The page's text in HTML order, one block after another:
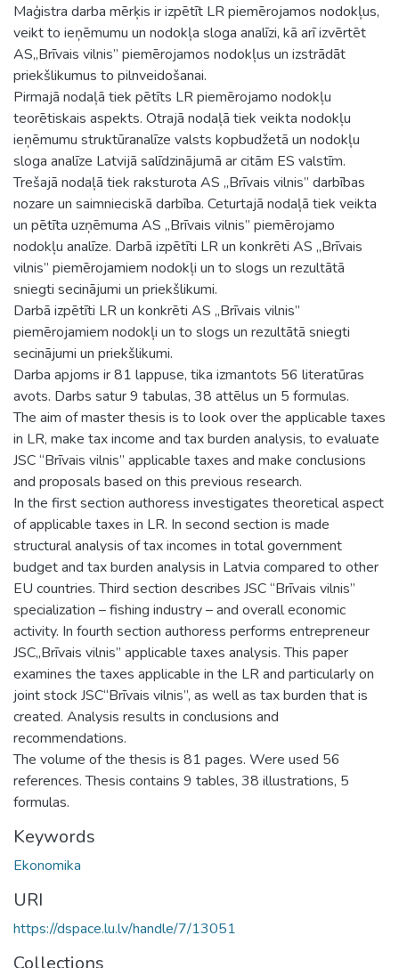
Maģistra darba mērķis ir izpētīt LR piemērojamos nodokļus,
veikt to ieņēmumu un nodokļa sloga analīzi, kā arī izvērtēt
AS„Brīvais vilnis” piemērojamos nodokļus un izstrādāt
priekšlikumus to pilnveidošanai.
Pirmajā nodaļā tiek pētīts LR piemērojamo nodokļu
teorētiskais aspekts. Otrajā nodaļā tiek veikta nodokļu
ieņēmumu struktūranalīze valsts kopbudžetā un nodokļu
sloga analīze Latvijā salīdzinājumā ar citām ES valstīm.
Trešajā nodaļā tiek raksturota AS „Brīvais vilnis” darbības
nozare un saimnieciskā darbība. Ceturtajā nodaļā tiek veikta
un pētīta uzņēmuma AS „Brīvais vilnis” piemērojamo
nodokļu analīze. Darbā izpētīti LR un konkrēti AS „Brīvais
vilnis” piemērojamiem nodokļi un to slogs un rezultātā
sniegti secinājumi un priekšlikumi.
Darbā izpētīti LR un konkrēti AS „Brīvais vilnis”
piemērojamiem nodokļi un to slogs un rezultātā sniegti
secinājumi un priekšlikumi.
Darba apjoms ir 81 lappuse, tika izmantots 56 literatūras
avots. Darbs satur 9 tabulas, 38 attēlus un 5 formulas.
The aim of master thesis is to look over the applicable taxes
in LR, make tax income and tax burden analysis, to evaluate
JSC “Brīvais vilnis” applicable taxes and make conclusions
and proposals based on this previous research.
In the first section authoress investigates theoretical aspect
of applicable taxes in LR. In second section is made
structural analysis of tax incomes in total government
budget and tax burden analysis in Latvia compared to other
EU countries. Third section describes JSC “Brīvais vilnis”
specialization – fishing industry – and overall economic
activity. In fourth section authoress performs entrepreneur
JSC„Brīvais vilnis” applicable taxes analysis. This paper
examines the taxes applicable in the LR and particularly on
joint stock JSC“Brīvais vilnis”, as well as tax burden that is
created. Analysis results in conclusions and
recommendations.
The volume of the thesis is 81 pages. Were used 56
references. Thesis contains 9 tables, 38 illustrations, 5
formulas.
Keywords
Ekonomika
URI
https://dspace.lu.lv/handle/7/13051
Collections